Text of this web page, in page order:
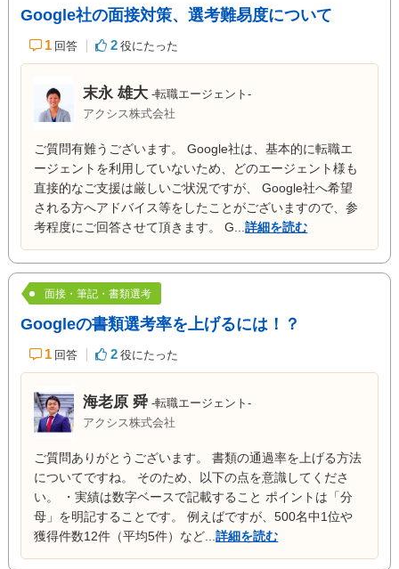
Google社の面接対策、選考難易度について
1 回答 2 役にたった
末永 雄大 -転職エージェント-
アクシス株式会社
ご質問有難うございます。 Google社は、基本的に転職エ
ージェントを利用していないため、どのエージェント様も
直接的なご支援は厳しいご状況ですが、 Google社へ希望
される方へアドバイス等をしたことがございますので、参
考程度にご回答させて頂きます。 G...詳細を読む
面接・筆記・書類選考
Googleの書類選考率を上げるには！？
1 回答 2 役にたった
海老原 舜 -転職エージェント-
アクシス株式会社
ご質問ありがとうございます。 書類の通過率を上げる方法
についてですね。 そのため、以下の点を意識してくださ
い。 ・実績は数字ベースで記載すること ポイントは「分
母」を明記することです。 例えばですが、500名中1位や
獲得件数12件（平均5件）など...詳細を読む